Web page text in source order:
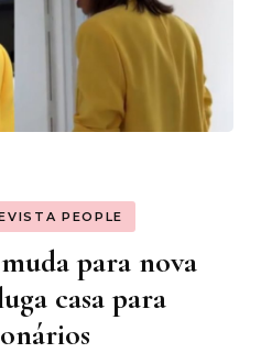
PEOPLE
para nova
casa para